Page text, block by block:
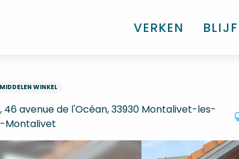
VERKEN BLIJF
WINKEL
46 avenue de l'Océan, 33930 Montalivet-les-
Montalivet